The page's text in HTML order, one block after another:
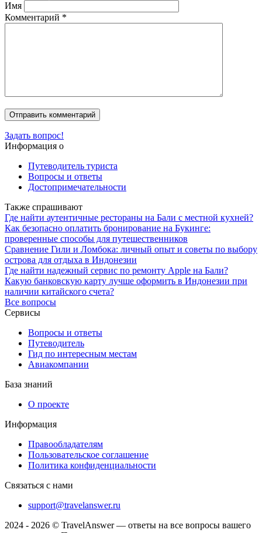
Имя
Комментарий *
Задать вопрос!
Информация о
Путеводитель туриста
Вопросы и ответы
Достопримечательности
Также спрашивают
Где найти аутентичные рестораны на Бали с местной кухней?
Как безопасно оплатить бронирование на Букинге:
проверенные способы для путешественников
Сравнение Гили и Ломбока: личный опыт и советы по выбору
острова для отдыха в Индонезии
Где найти надежный сервис по ремонту Apple на Бали?
Какую банковскую карту лучше оформить в Индонезии при
наличии китайского счета?
Все вопросы
Сервисы
Вопросы и ответы
Путеводитель
Гид по интересным местам
Авиакомпании
База знаний
О проекте
Информация
Правообладателям
Пользовательское соглашение
Политика конфиденциальности
Связаться с нами
support@travelanswer.ru
2024 - 2026 © TravelAnswer — ответы на все вопросы вашего